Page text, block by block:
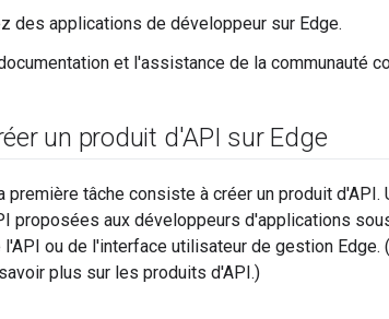
des applications de développeur sur Edge.
et l'assistance de la communauté
un produit d'API sur Edge
première tâche consiste à créer un produit
proposées aux développeurs d'applications
l'API ou de l'interface utilisateur de gestion Edge.
plus sur les produits d'API.)